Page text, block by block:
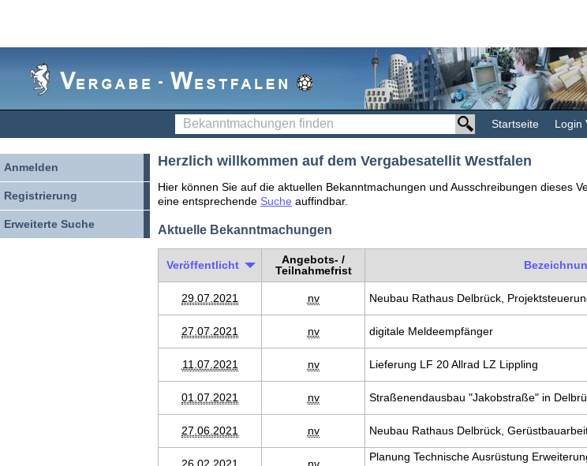
Startseite Login
Bekanntmachungen
finden
Anmelden
Registrierung
Erweiterte Suche
Herzlich willkommen auf dem Vergabesatellit Westfalen
Hier können Sie auf die aktuellen Bekanntmachungen und Ausschreibungen dieses
eine entsprechende Suche auffindbar.
Aktuelle Bekanntmachungen
Veröffentlicht
Angebots- /
Teilnahmefrist
29.07.2021 nv Neubau Rathaus Delbrück,
27.07.2021 nv digitale Meldeempfänger
11.07.2021 nv Lieferung LF 20 Allrad LZ Lippling
01.07.2021 nv Straßenendausbau "Jakobstraße" in
27.06.2021 nv Neubau Rathaus Delbrück,
Planung Technische Ausrüstung